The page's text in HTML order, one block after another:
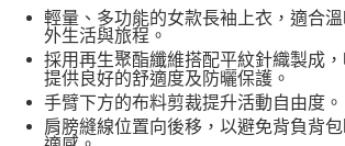
付款後門市自取
免運費
輕量、多功能的女款長袖上衣，適合
外生活與旅程。
採用再生聚酯纖維搭配平紋針織製成，
提供良好的舒適度及防曬保護。
手臂下方的布料剪裁提升活動自由度。
肩膀縫線位置向後移，以避免背負背